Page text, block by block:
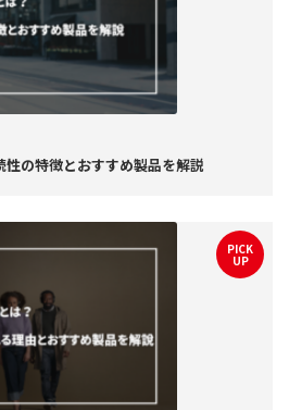
の特徴とおすすめ製品を解説
PICK
UP